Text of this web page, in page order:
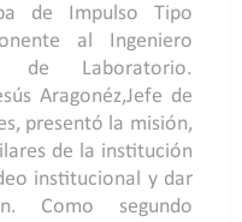
de Impulso Tipo
al Ingeniero
de Laboratorio.
Aragonéz,Jefe de
presentó la misión,
de la institución
institucional y dar
Como segundo